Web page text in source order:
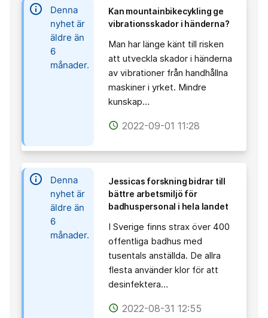
information
Denna
nyhet är
äldre än
6
månader.
Kan mountainbikecykling ge
vibrationsskador i händerna?
Man har länge känt till risken
att utveckla skador i händerna
av vibrationer från handhållna
maskiner i yrket. Mindre
kunskap…
access_time 2022-09-01 11:28
information
Denna
nyhet är
äldre än
6
månader.
Jessicas forskning bidrar till
bättre arbetsmiljö för
badhuspersonal i hela landet
I Sverige finns strax över 400
offentliga badhus med
tusentals anställda. De allra
flesta använder klor för att
desinfektera…
access_time 2022-08-31 12:55